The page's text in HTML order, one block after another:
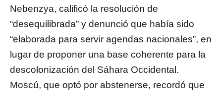
Nebenzya, calificó la resolución de
“desequilibrada” y denunció que había sido
“elaborada para servir agendas nacionales”, en
lugar de proponer una base coherente para la
descolonización del Sáhara Occidental.
Moscú, que optó por abstenerse, recordó que